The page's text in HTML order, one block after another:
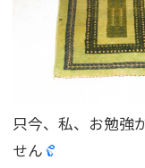
只今、私、お勉強
せん